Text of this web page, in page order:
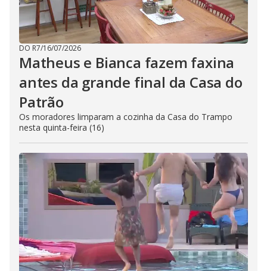
DO R7/16/07/2026
Matheus e Bianca fazem faxina
antes da grande final da Casa do
Patrão
Os moradores limparam a cozinha da Casa do Trampo
nesta quinta-feira (16)